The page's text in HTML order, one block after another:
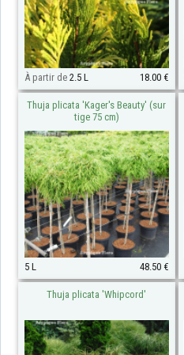
À partir de 2.5 L 18.00 €
Thuja plicata 'Kager's Beauty' (sur
tige 75 cm)
5 L 48.50 €
Thuja plicata 'Whipcord'